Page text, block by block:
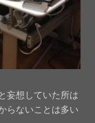
妄想していた所は
らないことは多い